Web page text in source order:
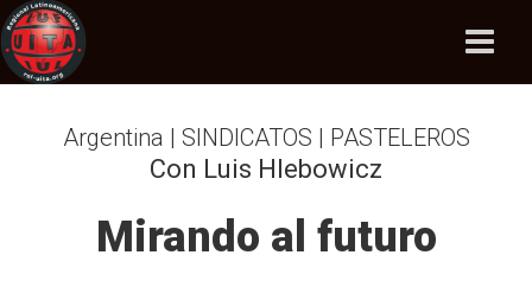
Argentina | SINDICATOS | PASTELEROS
Con Luis Hlebowicz
Mirando al futuro